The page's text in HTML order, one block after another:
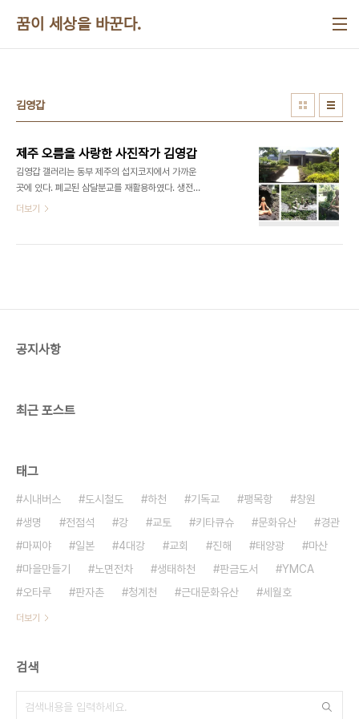
꿈이 세상을 바꾼다.
김영갑
제주 오름을 사랑한 사진작가 김영갑
김영갑 갤러리는 동부 제주의 섭지코지에서 가까운
곳에 있다. 폐교된 삼달분교를 재활용하였다. 생전의
김영갑 선생이 직접 조성하였다고 한다. 학교 이름이
았다“고 표현하는 사진작가 김영갑을 만난 것은 이번
더보기
공지사항
최근 포스트
태그
시내버스 도시철도 하천 기독교 팽목항
창원
생명
전점석 강 교토 키타큐슈 문화유산
경관
마찌야
일본 4대강 교회 진해 태양광
마산
마을만들기
노면전차 생태하천 판금도서
YMCA
오타루
판자촌 청계천 근대문화유산 세월호
더보기
검색